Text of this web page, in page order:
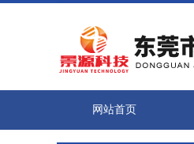
网站首页